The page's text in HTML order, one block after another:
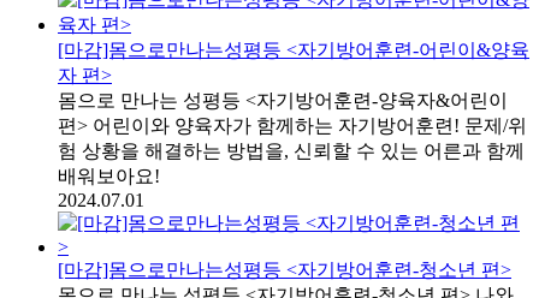
[마감]몸으로만나는성평등 <자기방어훈련-어린이&양육
자 편>
몸으로 만나는 성평등 <자기방어훈련-양육자&어린이
편> 어린이와 양육자가 함께하는 자기방어훈련! 문제/위
험 상황을 해결하는 방법을, 신뢰할 수 있는 어른과 함께
배워보아요!
2024.07.01
[마감]몸으로만나는성평등 <자기방어훈련-청소년 편>